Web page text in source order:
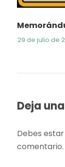
29 de julio de
Deja
Debes estar
comentario.